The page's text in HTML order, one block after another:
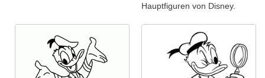
Hauptfiguren von Disney.